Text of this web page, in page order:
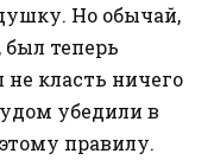
Но обычай,
теперь
класть ничего
убедили в
правилу.